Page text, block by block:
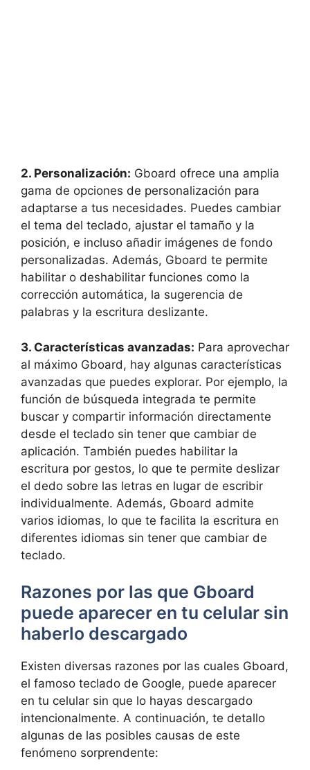
2. Personalización: Gboard ofrece una amplia
gama de ⁤opciones ​de ⁤personalización​ para
adaptarse‍ a tus necesidades. Puedes cambiar
⁤el tema del teclado, ajustar el​ tamaño y la
posición, e incluso añadir imágenes de fondo
personalizadas. Además, Gboard⁤ te permite
habilitar⁤ o deshabilitar funciones como⁤ la
corrección⁤ automática, la sugerencia de
palabras‌ y la⁤ escritura​ deslizante.
3. ⁤Características avanzadas: Para aprovechar
al máximo Gboard,‍ hay‌ algunas características
avanzadas‌ que ‍puedes ​explorar. ⁤Por ejemplo, la
función⁤ de búsqueda integrada te permite
buscar⁤ y compartir ⁢información directamente⁣
desde el‌ teclado sin ‌tener que cambiar de
aplicación.⁤ También puedes habilitar la
⁣escritura ⁤por ⁢gestos, ⁢lo que te permite ⁢deslizar
el ⁢dedo​ sobre las letras ‍en ⁣lugar de⁢ escribir
individualmente.​ Además, Gboard admite
varios idiomas, lo que te facilita la escritura‍ en
diferentes idiomas ⁣sin tener ‌que cambiar ⁢de
⁤teclado.
Razones por​ las que ⁢Gboard
puede​ aparecer ​en tu celular‍ sin⁤
haberlo descargado
Existen diversas‍ razones por⁢ las cuales Gboard,⁣
el famoso ‍teclado de⁢ Google, puede⁢ aparecer
en ‍tu ⁣celular ​sin ⁤que ‌lo hayas descargado
intencionalmente. A continuación,‌ te ‌detallo
algunas de las posibles causas de este
fenómeno sorprendente: